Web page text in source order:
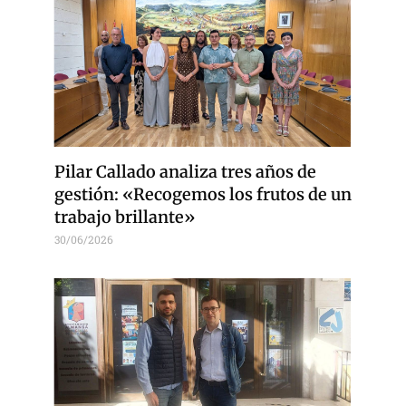
Pilar Callado analiza tres años de
gestión: «Recogemos los frutos de un
trabajo brillante»
30/06/2026